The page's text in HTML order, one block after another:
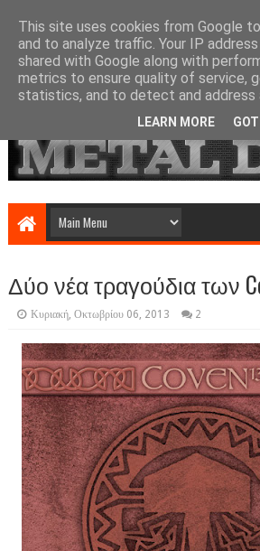
Δύο νέα τραγούδια των
Κυριακή, Οκτωβρίου 06, 2013 2
This site uses cookies from Google
and to analyze traffic. Your IP
shared with Google along with
metrics to ensure quality of service,
statistics, and to detect and address
LEARN MORE